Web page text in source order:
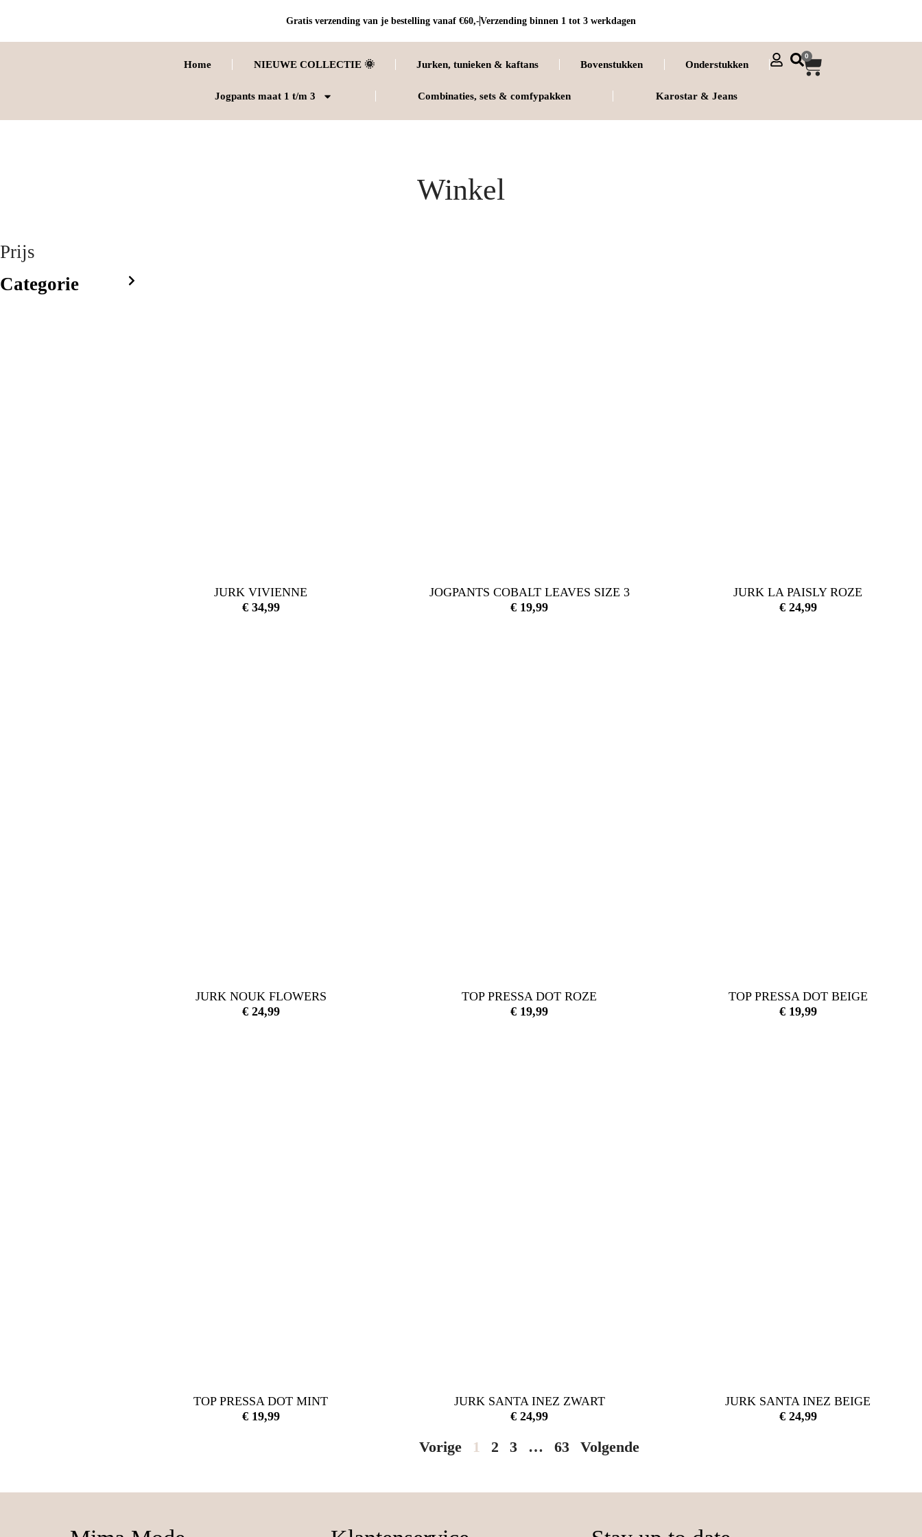
Gratis verzending van je bestelling vanaf €60,-Verzending binnen 1 tot 3 werkdagen
Home NIEUWE COLLECTIE 🌞 Jurken, tunieken & kaftans Bovenstukken Onderstukken
Jogpants maat 1 t/m 3 Combinaties, sets & comfypakken Karostar & Jeans
0
Winkel
Prijs
Categorie
JURK VIVIENNE
€34,99
JOGPANTS COBALT LEAVES SIZE 3
€ 19,99
JURK LA PAISLY ROZE
€24,99
JURK NOUK FLOWERS
€24,99
TOP PRESSA DOT ROZE
€ 19,99
TOP PRESSA DOT BEIGE
€19,99
TOP PRESSA DOT MINT
€19,99
JURK SANTA INEZ ZWART
€ 24,99
JURK SANTA INEZ BEIGE
€24,99
Vorige 1 2 3 … 63 Volgende